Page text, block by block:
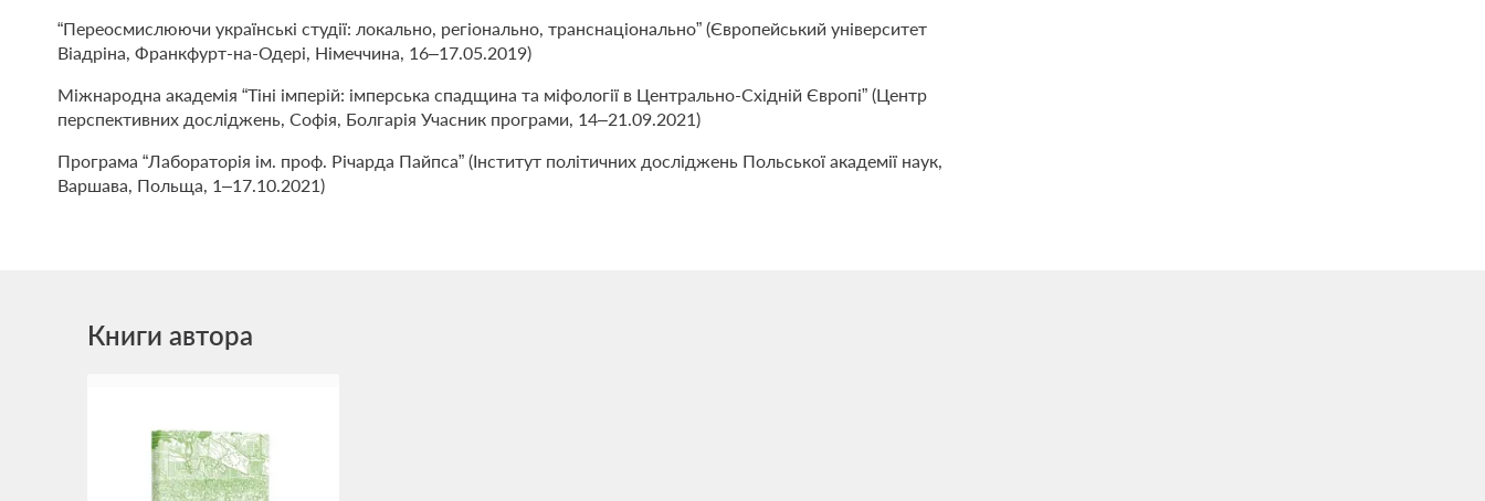
“Переосмислюючи українські студії: локально, регіонально, транснаціонально” (Європейський університет
Віадріна, Франкфурт-на-Одері, Німеччина, 16–17.05.2019)
Міжнародна академія “Тіні імперій: імперська спадщина та міфології в Центрально-Східній Європі” (Центр
перспективних досліджень, Софія, Болгарія Учасник програми, 14–21.09.2021)
Програма “Лабораторія ім. проф. Річарда Пайпса” (Інститут політичних досліджень Польської академії наук,
Варшава, Польща, 1–17.10.2021)
Книги автора